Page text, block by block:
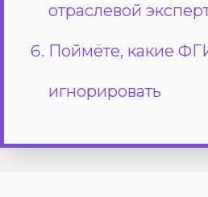
отраслевой
Поймёте, какие
игнорировать